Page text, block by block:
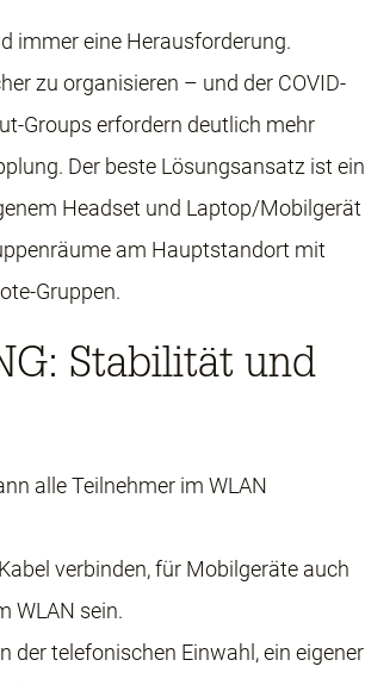
immer eine Herausforderung.
zu organisieren – und der COVID-
Groups erfordern deutlich mehr
Der beste Lösungsansatz ist ein
Headset und Laptop/Mobilgerät
am Hauptstandort mit
Gruppen.
Stabilität und
alle Teilnehmer im WLAN
verbinden, für Mobilgeräte auch
WLAN sein.
der telefonischen Einwahl, ein eigener